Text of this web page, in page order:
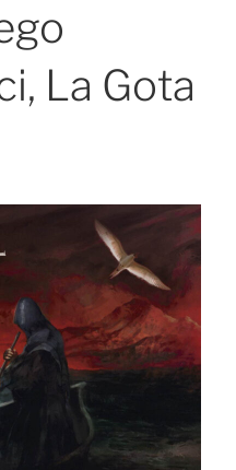
La Gota